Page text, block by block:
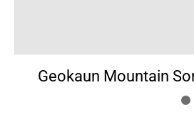
Geokaun Mountain